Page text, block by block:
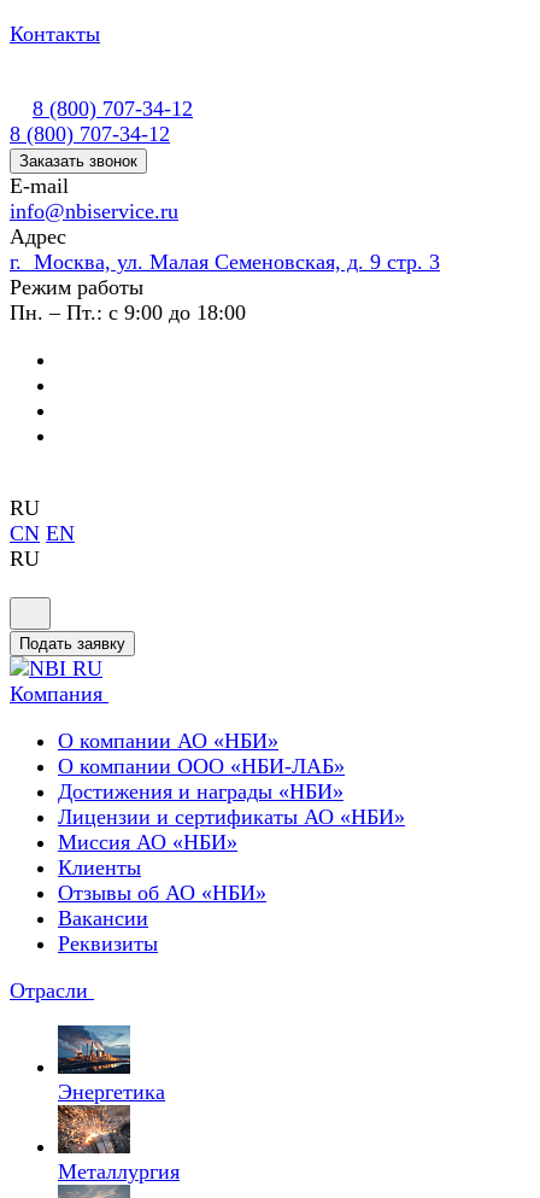
Контакты
8 (800) 707-34-12
8 (800) 707-34-12
Заказать звонок
E-mail
info@nbiservice.ru
Адрес
г. Москва, ул. Малая Семеновская, д. 9 стр. 3
Режим работы
Пн. – Пт.: с 9:00 до 18:00
RU
CN EN
RU
Подать заявку
Компания
О компании АО «НБИ»
О компании ООО «НБИ-ЛАБ»
Достижения и награды «НБИ»
Лицензии и сертификаты АО «НБИ»
Миссия АО «НБИ»
Клиенты
Отзывы об АО «НБИ»
Вакансии
Реквизиты
Отрасли
Энергетика
Металлургия